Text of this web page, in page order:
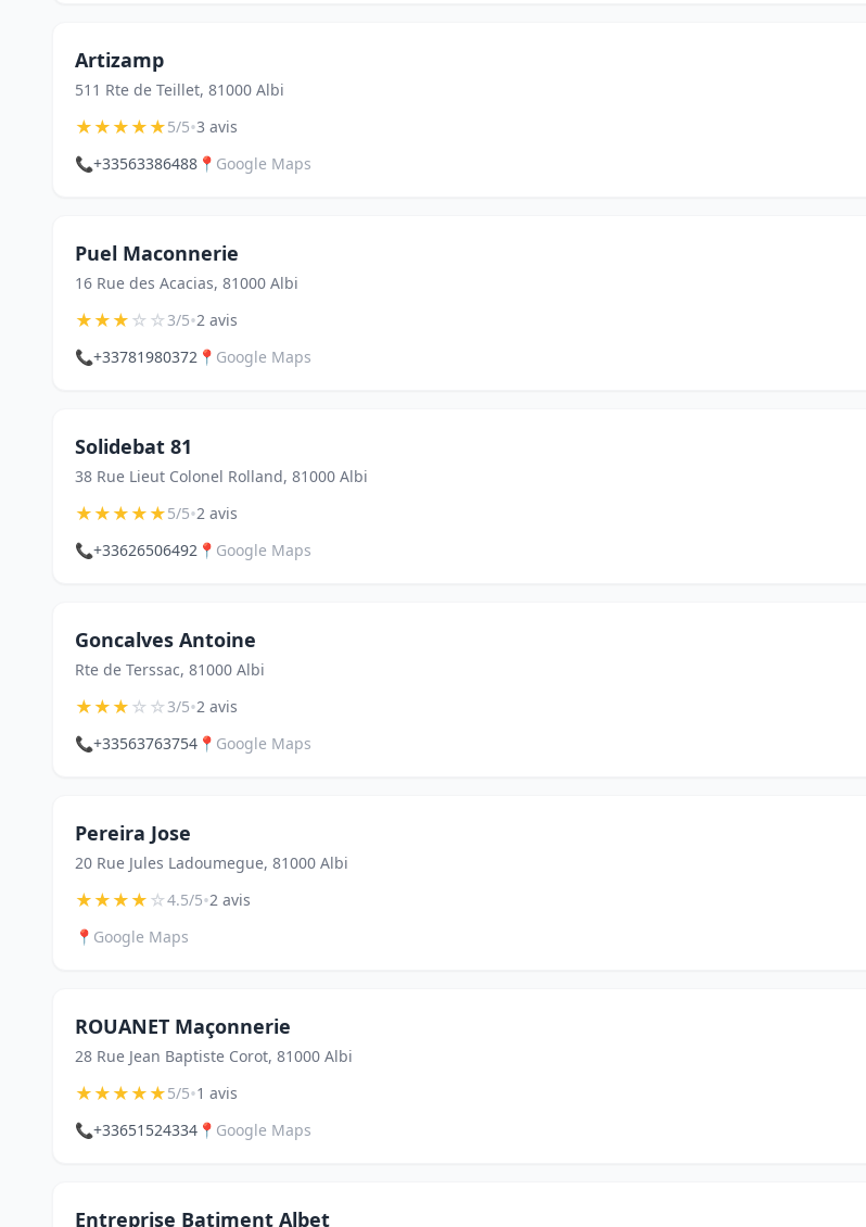
Artizamp
511 Rte de Teillet, 81000 Albi
★★★★★5/5•3 avis
📞+33563386488 📍 Google Maps
Puel Maconnerie
16 Rue des Acacias, 81000 Albi
★★★☆☆3/5•2 avis
📞+33781980372 📍 Google Maps
Solidebat 81
38 Rue Lieut Colonel Rolland, 81000 Albi
★★★★★5/5•2 avis
📞+33626506492 📍 Google Maps
Goncalves Antoine
Rte de Terssac, 81000 Albi
★★★☆☆3/5•2 avis
📞+33563763754 📍 Google Maps
Pereira Jose
20 Rue Jules Ladoumegue, 81000 Albi
★★★★☆4.5/5•2 avis
📍 Google Maps
ROUANET Maçonnerie
28 Rue Jean Baptiste Corot, 81000 Albi
★★★★★5/5•1 avis
📞+33651524334 📍 Google Maps
Entreprise Batiment Albet